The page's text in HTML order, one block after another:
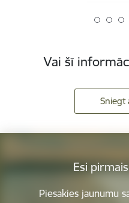
Vai šī
Sniegt
Esi
Piesakies jaunumu